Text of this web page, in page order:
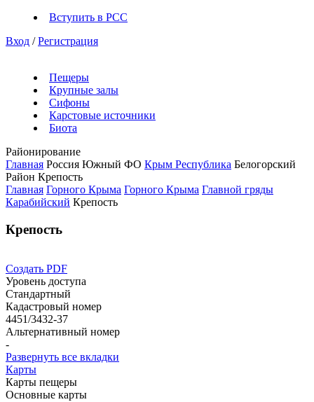
Вступить в РСС
Вход / Регистрация
Пещеры
Крупные залы
Сифоны
Карстовые источники
Биота
Районирование
Главная Россия Южный ФО Крым Республика Белогорский
Район Крепость
Главная Горного Крыма Горного Крыма Главной гряды
Карабийский Крепость
Крепость
Создать PDF
Уровень доступа
Стандартный
Кадастровый номер
4451/3432-37
Альтернативный номер
-
Развернуть все вкладки
Карты
Карты пещеры
Основные карты